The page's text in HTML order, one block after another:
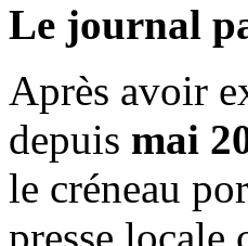
Le journal
Après avoir
depuis mai
le créneau